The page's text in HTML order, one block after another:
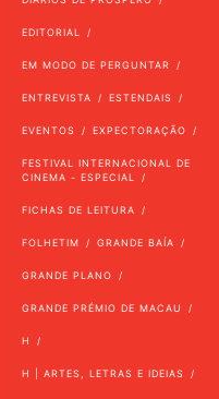
EDITORIAL
EM MODO DE PERGUNTAR
ENTREVISTA ESTENDAIS
EVENTOS EXPECTORAÇÃO
FESTIVAL INTERNACIONAL DE
CINEMA - ESPECIAL
FICHAS DE LEITURA
FOLHETIM GRANDE BAÍA
GRANDE PLANO
GRANDE PRÉMIO DE MACAU
H
H | ARTES, LETRAS E IDEIAS